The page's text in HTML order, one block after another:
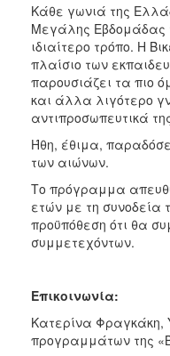
2012
2011
2010
2006
ΔΗΜΟΤΗΣ
ΕΠΙΣΚΕΠΤΗΣ
Κάθε γωνιά της
Μεγάλης Εβδομάδας
ιδιαίτερο τρόπο. Η
πλαίσιο των
παρουσιάζει τα πιο
και άλλα λιγότερο
αντιπροσωπευτικά
Ήθη, έθιμα,
των αιώνων.
Το πρόγραμμα
ετών με τη συνοδεία
προϋπόθεση ότι θα
συμμετεχόντων.
Επικοινωνία:
Κατερίνα Φραγκάκη,
προγραμμάτων της